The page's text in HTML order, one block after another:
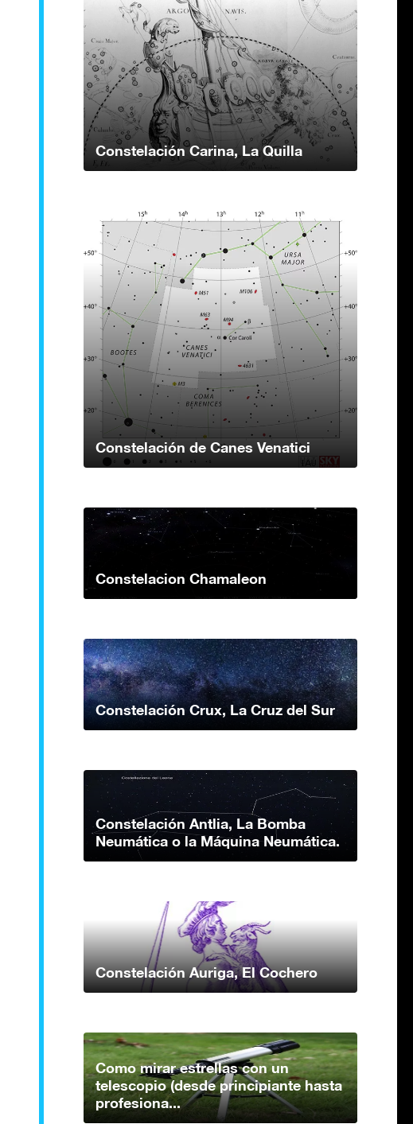
Constelación Carina, La Quilla
Constelación de Canes Venatici
Constelacion Chamaleon
Constelación Crux, La Cruz del Sur
Constelación Antlia, La Bomba
Neumática o la Máquina Neumática.
Constelación Auriga, El Cochero
Como mirar estrellas con un
telescopio (desde principiante hasta
profesiona...